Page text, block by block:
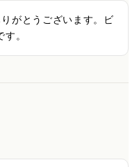
がとうございます。ビ
。